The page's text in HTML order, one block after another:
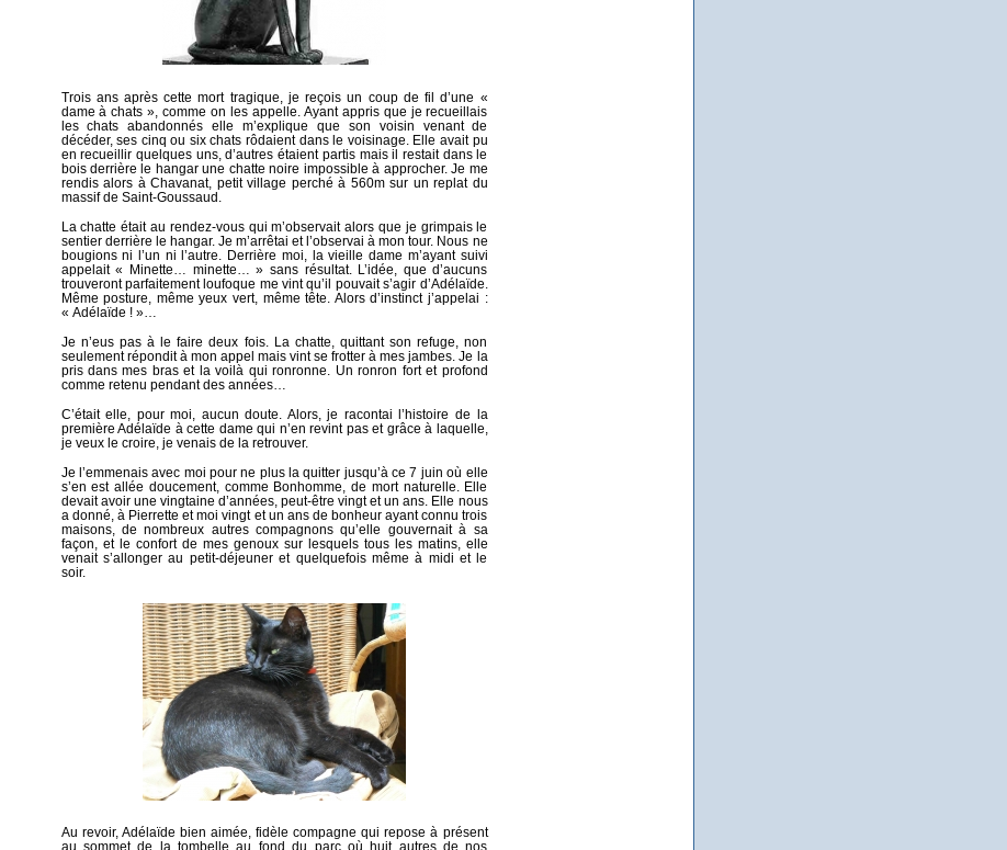
Trois ans après cette mort tragique, je reçois un coup de fil d’une «
dame à chats », comme on les appelle. Ayant appris que je recueillais
les chats abandonnés elle m’explique que son voisin venant de
décéder, ses cinq ou six chats rôdaient dans le voisinage. Elle avait pu
en recueillir quelques uns, d’autres étaient partis mais il restait dans le
bois derrière le hangar une chatte noire impossible à approcher. Je me
rendis alors à Chavanat, petit village perché à 560m sur un replat du
massif de Saint-Goussaud.
La chatte était au rendez-vous qui m’observait alors que je grimpais le
sentier derrière le hangar. Je m’arrêtai et l’observai à mon tour. Nous ne
bougions ni l’un ni l’autre. Derrière moi, la vieille dame m’ayant suivi
appelait « Minette… minette… » sans résultat. L’idée, que d’aucuns
trouveront parfaitement loufoque me vint qu’il pouvait s’agir d’Adélaïde.
Même posture, même yeux vert, même tête. Alors d’instinct j’appelai :
« Adélaïde ! »…
Je n’eus pas à le faire deux fois. La chatte, quittant son refuge, non
seulement répondit à mon appel mais vint se frotter à mes jambes. Je la
pris dans mes bras et la voilà qui ronronne. Un ronron fort et profond
comme retenu pendant des années…
C’était elle, pour moi, aucun doute. Alors, je racontai l’histoire de la
première Adélaïde à cette dame qui n’en revint pas et grâce à laquelle,
je veux le croire, je venais de la retrouver.
Je l’emmenais avec moi pour ne plus la quitter jusqu’à ce 7 juin où elle
s’en est allée doucement, comme Bonhomme, de mort naturelle. Elle
devait avoir une vingtaine d’années, peut-être vingt et un ans. Elle nous
a donné, à Pierrette et moi vingt et un ans de bonheur ayant connu trois
maisons, de nombreux autres compagnons qu’elle gouvernait à sa
façon, et le confort de mes genoux sur lesquels tous les matins, elle
venait s’allonger au petit-déjeuner et quelquefois même à midi et le
soir.
Au revoir, Adélaïde bien aimée, fidèle compagne qui repose à présent
au sommet de la tombelle au fond du parc où huit autres de nos